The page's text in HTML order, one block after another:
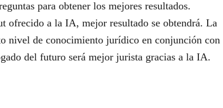
para obtener los mejores resultados.
ofrecido a la IA, mejor resultado se obtendrá. La
nivel de conocimiento jurídico en conjunción con
del futuro será mejor jurista gracias a la IA.